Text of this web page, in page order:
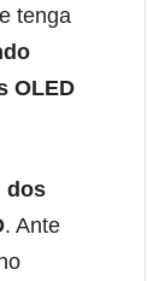
tenga
OLED
dos
. Ante